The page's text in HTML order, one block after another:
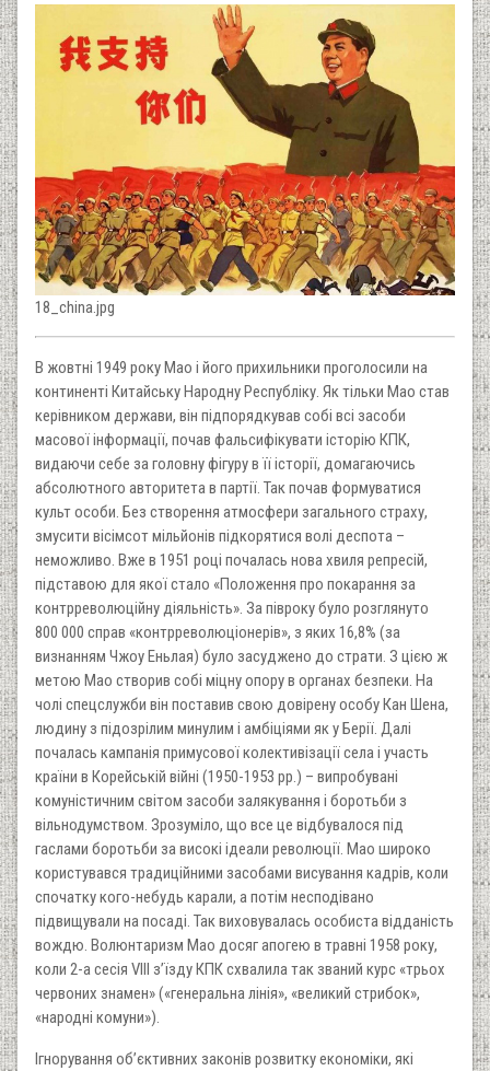
18_china.jpg
В жовтні 1949 року Мао і його прихильники проголосили на
континенті Китайську Народну Республіку. Як тільки Мао став
керівником держави, він підпорядкував собі всі засоби
масової інформації, почав фальсифікувати історію КПК,
видаючи себе за головну фігуру в її історії, домагаючись
абсолютного авторитета в партії. Так почав формуватися
культ особи. Без створення атмосфери загального страху,
змусити вісімсот мільйонів підкорятися волі деспота –
неможливо. Вже в 1951 році почалась нова хвиля репресій,
підставою для якої стало «Положення про покарання за
контрреволюційну діяльність». За півроку було розглянуто
800 000 справ «контрреволюціонерів», з яких 16,8% (за
визнанням Чжоу Еньлая) було засуджено до страти. З цією ж
метою Мао створив собі міцну опору в органах безпеки. На
чолі спецслужби він поставив свою довірену особу Кан Шена,
людину з підозрілим минулим і амбіціями як у Берії. Далі
почалась кампанія примусової колективізації села і участь
країни в Корейській війні (1950-1953 рр.) – випробувані
комуністичним світом засоби залякування і боротьби з
вільнодумством. Зрозуміло, що все це відбувалося під
гаслами боротьби за високі ідеали революції. Мао широко
користувався традиційними засобами висування кадрів, коли
спочатку кого-небудь карали, а потім несподівано
підвищували на посаді. Так виховувалась особиста відданість
вождю. Волюнтаризм Мао досяг апогею в травні 1958 року,
коли 2-а сесія VIII з’їзду КПК схвалила так званий курс «трьох
червоних знамен» («генеральна лінія», «великий стрибок»,
«народні комуни»).
Ігнорування об’єктивних законів розвитку економіки, які